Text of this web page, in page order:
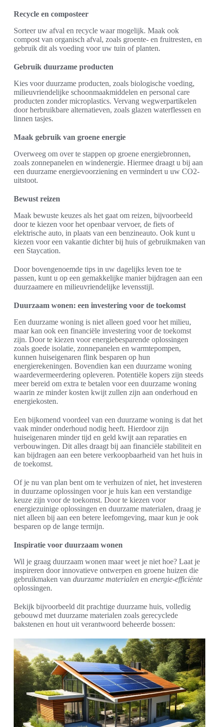
Recycle en composteer
Sorteer uw afval en recycle waar mogelijk. Maak ook
compost van organisch afval, zoals groente- en fruitresten, en
gebruik dit als voeding voor uw tuin of planten.
Gebruik duurzame producten
Kies voor duurzame producten, zoals biologische voeding,
milieuvriendelijke schoonmaakmiddelen en personal care
producten zonder microplastics. Vervang wegwerpartikelen
door herbruikbare alternatieven, zoals glazen waterflessen en
linnen tasjes.
Maak gebruik van groene energie
Overweeg om over te stappen op groene energiebronnen,
zoals zonnepanelen en windenergie. Hiermee draagt u bij aan
een duurzame energievoorziening en vermindert u uw CO2-
uitstoot.
Bewust reizen
Maak bewuste keuzes als het gaat om reizen, bijvoorbeeld
door te kiezen voor het openbaar vervoer, de fiets of
elektrische auto, in plaats van een benzineauto. Ook kunt u
kiezen voor een vakantie dichter bij huis of gebruikmaken van
een Staycation.
Door bovengenoemde tips in uw dagelijks leven toe te
passen, kunt u op een gemakkelijke manier bijdragen aan een
duurzaamere en milieuvriendelijke levensstijl.
Duurzaam wonen: een investering voor de toekomst
Een duurzame woning is niet alleen goed voor het milieu,
maar kan ook een financiële investering voor de toekomst
zijn. Door te kiezen voor energiebesparende oplossingen
zoals goede isolatie, zonnepanelen en warmtepompen,
kunnen huiseigenaren flink besparen op hun
energierekeningen. Bovendien kan een duurzame woning
waardevermeerdering opleveren. Potentiële kopers zijn steeds
meer bereid om extra te betalen voor een duurzame woning
waarin ze minder kosten kwijt zullen zijn aan onderhoud en
energiekosten.
Een bijkomend voordeel van een duurzame woning is dat het
vaak minder onderhoud nodig heeft. Hierdoor zijn
huiseigenaren minder tijd en geld kwijt aan reparaties en
verbouwingen. Dit alles draagt bij aan financiële stabiliteit en
kan bijdragen aan een betere verkoopbaarheid van het huis in
de toekomst.
Of je nu van plan bent om te verhuizen of niet, het investeren
in duurzame oplossingen voor je huis kan een verstandige
keuze zijn voor de toekomst. Door te kiezen voor
energiezuinige oplossingen en duurzame materialen, draag je
niet alleen bij aan een betere leefomgeving, maar kun je ook
besparen op de lange termijn.
Inspiratie voor duurzaam wonen
Wil je graag duurzaam wonen maar weet je niet hoe? Laat je
inspireren door innovatieve ontwerpen en groene huizen die
gebruikmaken van duurzame materialen en energie-efficiënte
oplossingen.
Bekijk bijvoorbeeld dit prachtige duurzame huis, volledig
gebouwd met duurzame materialen zoals gerecyclede
bakstenen en hout uit verantwoord beheerde bossen: